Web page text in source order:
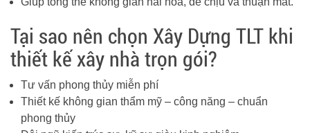
Tại sao nên chọn Xây Dựng TLT khi
thiết kế xây nhà trọn gói?
Tư vấn phong thủy miễn phí
Thiết kế không gian thẩm mỹ – công năng – chuẩn
phong thủy